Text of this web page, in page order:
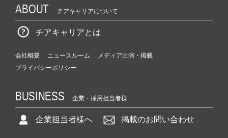
ABOUT チアキャリアについて
チアキャリアとは
会社概要 ニュースルーム
メディア出演・掲載
プライバシーポリシー
BUSINESS 企業・採用担当者様
企業担当者様へ 掲載のお問い合わせ